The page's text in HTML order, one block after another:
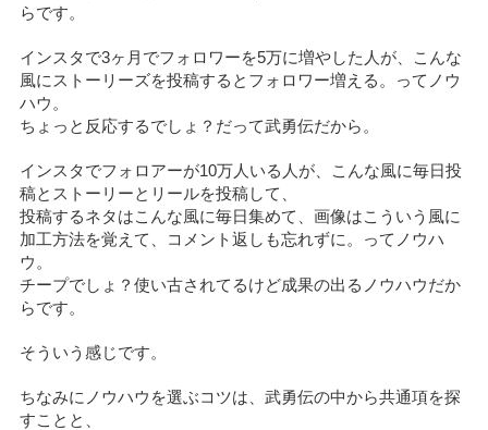
らです。
インスタで3ヶ月でフォロワーを5万に増やした人が、こんな
風にストーリーズを投稿するとフォロワー増える。ってノウ
ハウ。
ちょっと反応するでしょ？だって武勇伝だから。
インスタでフォロアーが10万人いる人が、こんな風に毎日投
稿とストーリーとリールを投稿して、
投稿するネタはこんな風に毎日集めて、画像はこういう風に
加工方法を覚えて、コメント返しも忘れずに。ってノウハ
ウ。
チープでしょ？使い古されてるけど成果の出るノウハウだか
らです。
そういう感じです。
ちなみにノウハウを選ぶコツは、武勇伝の中から共通項を探
すことと、